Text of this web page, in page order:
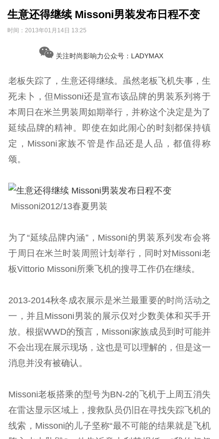
生意还得继续 Missoni男装发布日程不变
时间： 2013年01月14日 13:25
关注时尚影响力公众号：LADYMAX
老板失踪了，生意还得继续。虽然老板飞机失事，生
死未卜，但Missoni还是宣布该品牌的男装系列将于
本周日在米兰男装周如期举行，并称这个决定是为了
延续品牌的精神。即使在如此闹心的时刻都保持镇
定，Missoni家族不管是作品还是人品，都值得称
颂。
Missoni2012/13春夏男装
为了“延续品牌内涵”，Missoni的男装系列发布会将
于周日在米兰时装周照计划举行，同时对Missoni老
板Vittorio Missoni所乘飞机的搜寻工作仍在继续。
2013-2014秋冬成衣展示是米兰最重要的时尚活动之
一，并且Missoni男装的展示仅对少数美体和买手开
放。根据WWD的预言，Missoni家族成员到时可能并
不会出现在展示现场，这也是可以理解的，但是这一
消息并没有被确认。
Missoni老板搭乘的型号为BN-2的飞机于上周五消失
在雷达显示区域上，搜救队员仍旧在寻找失踪飞机的
线索，Missoni的儿子坚称“最不可能的结果就是飞机